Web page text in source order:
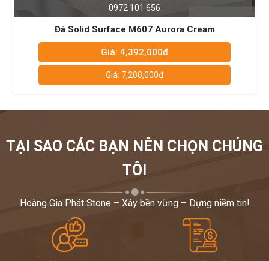
Sang trọng, lạ mắt mà chuyên nghiệp là từ dùng để chỉ không gian
tại sảnh lễ tân này. Chỉ với vài đường cong tinh tế, nhẹ nhàng từ đá
M607 Aurora Cream
0972 101 656
Đá LG Solid Surface -
TẠI SAO CÁC BẠN NÊN CHỌN CHÚNG
TÔI
Hoàng Gia Phát Stone – Xây bền vững – Dựng niềm tin!